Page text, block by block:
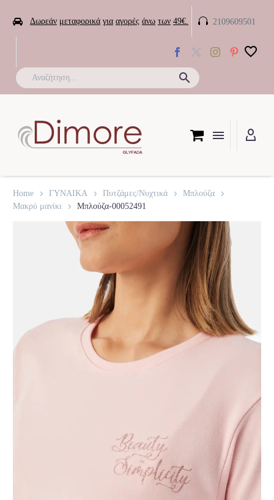
 Δωρεάν μεταφορικά για αγορές άνω των 49€. 
 2109609501
Home ΓΥΝΑΙΚΑ Πυτζάμες/Νυχτικά
Μπλούζα
Μακρύ μανίκι
Μπλούζα-00052491